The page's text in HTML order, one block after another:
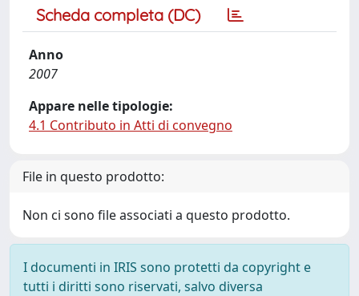
Scheda completa (DC)
Anno
2007
Appare nelle tipologie:
4.1 Contributo in Atti di convegno
File in questo prodotto:
Non ci sono file associati a questo prodotto.
I documenti in IRIS sono protetti da copyright e
tutti i diritti sono riservati, salvo diversa